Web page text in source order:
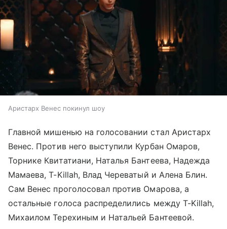
Аристарх Венес покинул шоу
Главной мишенью на голосовании стал Аристарх
Венес. Против него выступили Курбан Омаров,
Торнике Квитатиани, Наталья Бантеева, Надежда
Мамаева, T-Killah, Влад Череватый и Алена Блин.
Сам Венес проголосовал против Омарова, а
остальные голоса распределились между T-Killah,
Михаилом Терехиным и Натальей Бантеевой.